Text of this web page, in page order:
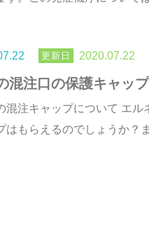
2020.07.22
混注口の保護キャッ
混注キャップについて エ
はもらえるのでしょうか？